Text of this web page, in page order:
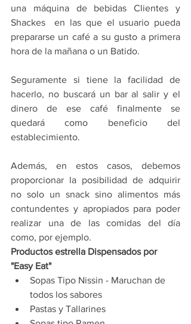
una máquina de bebidas Clientes y
Shackes  en las que el usuario pueda
prepararse un café a su gusto a primera
hora de la mañana o un Batido.
Seguramente si tiene la facilidad de
hacerlo, no buscará un bar al salir y el
dinero de ese café finalmente se
quedará como beneficio del
establecimiento.
Además, en estos casos, debemos
proporcionar la posibilidad de adquirir
no solo un snack sino alimentos más
contundentes y apropiados para poder
realizar una de las comidas del día
como, por ejemplo.
Productos estrella Dispensados por
"Easy Eat"
Sopas Tipo Nissin - Maruchan de
todos los sabores
Pastas y Tallarines